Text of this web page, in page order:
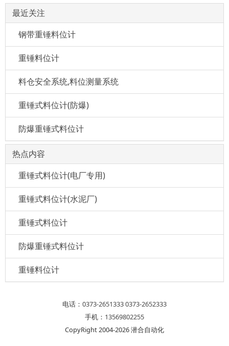
最近关注
钢带重锤料位计
重锤料位计
料仓安全系统,料位测量系统
重锤式料位计(防爆)
防爆重锤式料位计
热点内容
重锤式料位计(电厂专用)
重锤式料位计(水泥厂)
重锤式料位计
防爆重锤式料位计
重锤料位计
电话： 0373-26513330373-2652333
手机： 13569802255
CopyRight 2004-2026 潜合自动化